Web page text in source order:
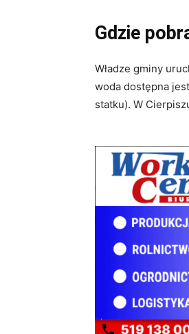
Gdzie
Władze gminy
woda dostępna
statku). W